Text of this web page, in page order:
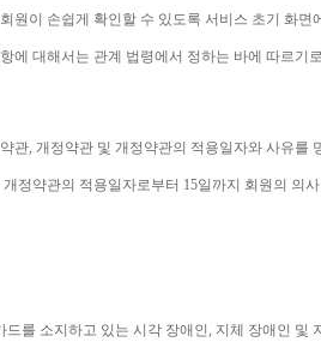
원이 손쉽게 확인할 수 있도록 서비스 초기 화면
에 대해서는 관계 법령에서 정하는 바에 따르기
관, 개정약관 및 개정약관의 적용일자와 사유를
정약관의 적용일자로부터 15일까지 회원의 의
를 소지하고 있는 시각 장애인, 지체 장애인 및